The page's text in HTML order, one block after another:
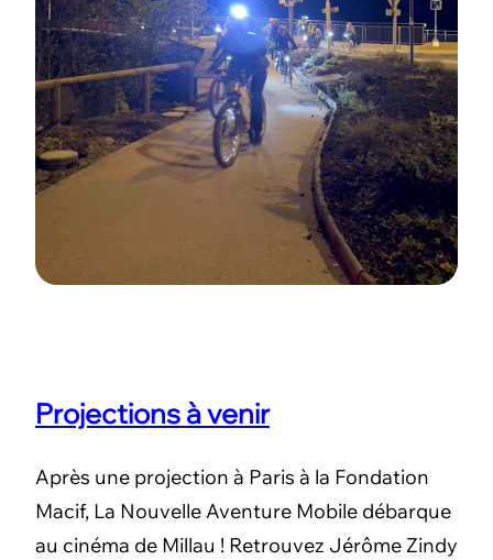
Projections à venir
Après une projection à Paris à la Fondation
Macif, La Nouvelle Aventure Mobile débarque
au cinéma de Millau ! Retrouvez Jérôme Zindy